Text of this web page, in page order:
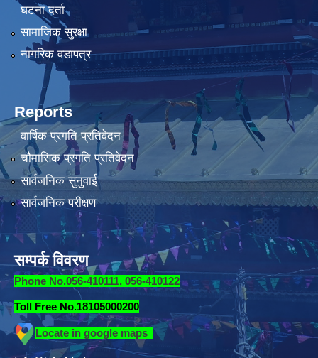
घटना दर्ता
सामाजिक सुरक्षा
नागरिक वडापत्र
Reports
वार्षिक प्रगति प्रतिवेदन
चौमासिक प्रगति प्रतिवेदन
सार्वजनिक सुनुवाई
सार्वजनिक परीक्षण
सम्पर्क विवरण
Phone No.056-410111, 056-410122
Toll Free No.18105000200
Locate in google maps